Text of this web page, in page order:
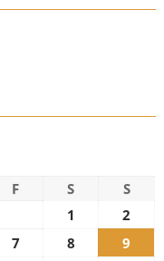
F S
S
1
2
7 8
9